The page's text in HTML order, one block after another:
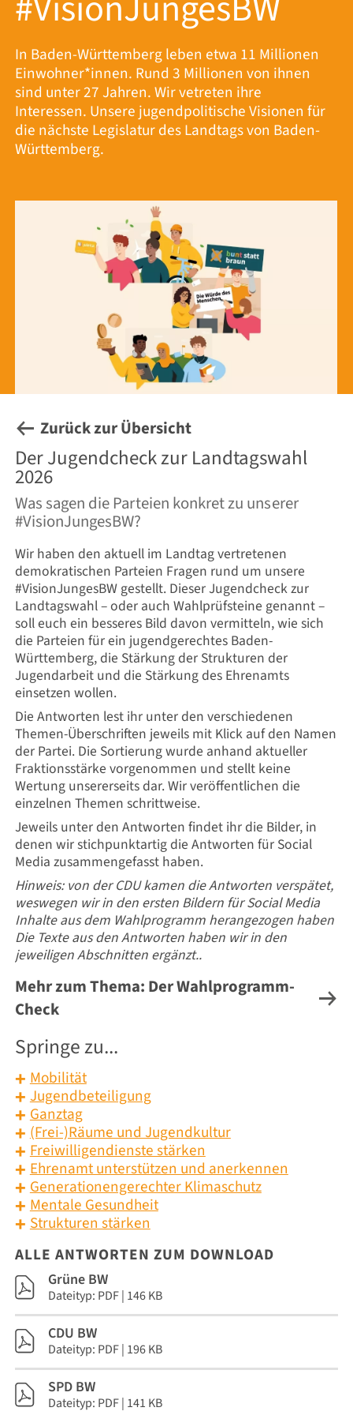
In Baden-Württemberg leben etwa 11 Millionen
Einwohner*innen. Rund 3 Millionen von ihnen
sind unter 27 Jahren. Wir vetreten ihre
Interessen. Unsere jugendpolitische Visionen für
die nächste Legislatur des Landtags von Baden-
Württemberg.
Der Jugendcheck zur Landtagswahl
2026
Was sagen die Parteien konkret zu unserer
#VisionJungesBW?
Wir haben den aktuell im Landtag vertretenen
demokratischen Parteien Fragen rund um unsere
#VisionJungesBW gestellt. Dieser Jugendcheck zur
Landtagswahl – oder auch Wahlprüfsteine genannt –
soll euch ein besseres Bild davon vermitteln, wie sich
die Parteien für ein jugendgerechtes Baden-
Württemberg, die Stärkung der Strukturen der
Jugendarbeit und die Stärkung des Ehrenamts
einsetzen wollen.
Die Antworten lest ihr unter den verschiedenen
Themen-Überschriften jeweils mit Klick auf den Namen
der Partei. Die Sortierung wurde anhand aktueller
Fraktionsstärke vorgenommen und stellt keine
Wertung unsererseits dar. Wir veröffentlichen die
einzelnen Themen schrittweise.
Jeweils unter den Antworten findet ihr die Bilder, in
denen wir stichpunktartig die Antworten für Social
Media zusammengefasst haben.
Hinweis: von der CDU kamen die Antworten verspätet,
weswegen wir in den ersten Bildern für Social Media
Inhalte aus dem Wahlprogramm herangezogen haben
Die Texte aus den Antworten haben wir in den
jeweiligen Abschnitten ergänzt..
Mehr zum Thema: Der Wahlprogramm-
Check
Springe zu...
Mobilität
Jugendbeteiligung
Ganztag
(Frei-)Räume und Jugendkultur
Freiwilligendienste stärken
Ehrenamt unterstützen und anerkennen
Generationengerechter Klimaschutz
Mentale Gesundheit
Strukturen stärken
ALLE ANTWORTEN ZUM DOWNLOAD
Grüne BW
Dateityp: PDF | 146 KB
CDU BW
Dateityp: PDF | 196 KB
SPD BW
Dateityp: PDF | 141 KB
Zurück zur Übersicht